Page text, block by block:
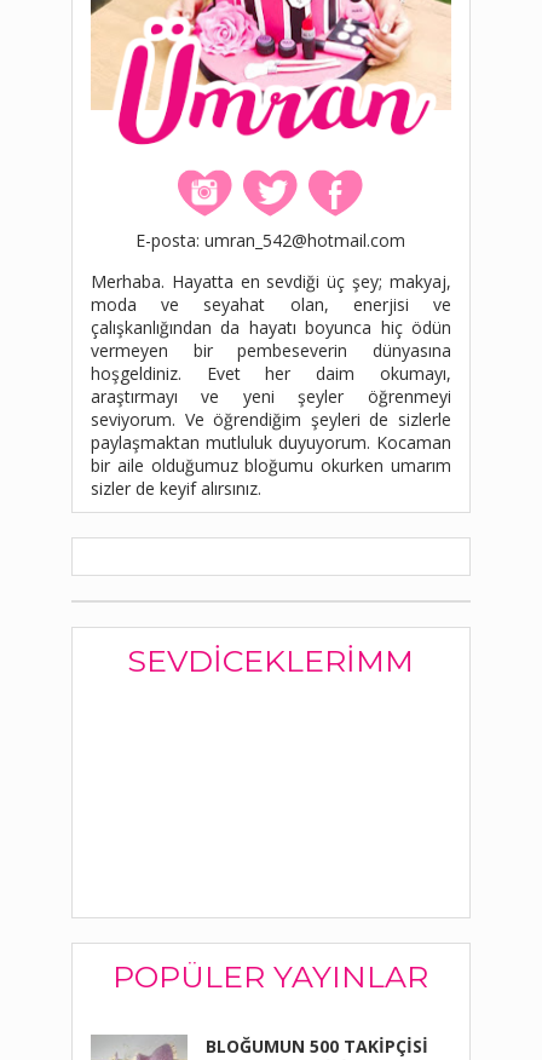
E-posta: umran_542@hotmail.com
Merhaba. Hayatta en sevdiği üç şey; makyaj,
moda ve seyahat olan, enerjisi ve
çalışkanlığından da hayatı boyunca hiç ödün
vermeyen bir pembeseverin dünyasına
hoşgeldiniz. Evet her daim okumayı,
araştırmayı ve yeni şeyler öğrenmeyi
seviyorum. Ve öğrendiğim şeyleri de sizlerle
paylaşmaktan mutluluk duyuyorum. Kocaman
bir aile olduğumuz bloğumu okurken umarım
sizler de keyif alırsınız.
SEVDICEKLERIMM
POPÜLER YAYINLAR
BLOĞUMUN 500 TAKİPÇİSİ